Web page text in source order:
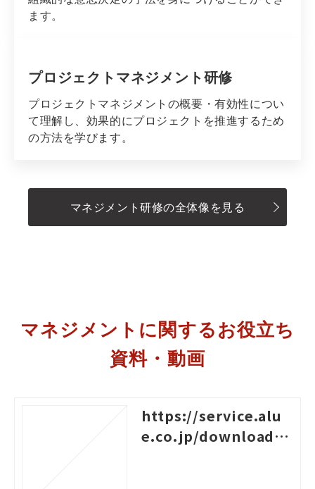
ます。
プロジェクトマネジメント研修
プロジェクトマネジメントの概要・有効性につい
て理解し、効果的にプロジェクトを推進するため
の方法を学びます。
マネジメント研修の全体像を見る
マネジメントに関するお役立ち
資料・動画
https://service.alu
e.co.jp/download/3